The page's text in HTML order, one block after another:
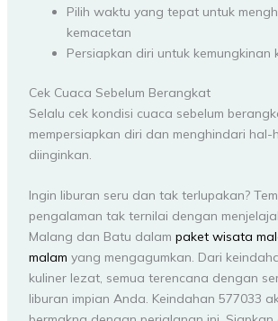
Pilih waktu yang tepat untuk
kemacetan
Persiapkan diri untuk kemungkinan
Cek Cuaca Sebelum Berangkat
Selalu cek kondisi cuaca sebelum
mempersiapkan diri dan menghindari
diinginkan.
Ingin liburan seru dan tak terlupakan?
pengalaman tak ternilai dengan
Malang dan Batu dalam paket wisata
malam yang mengagumkan. Dari
kuliner lezat, semua terencana dengan
liburan impian Anda. Keindahan 577033